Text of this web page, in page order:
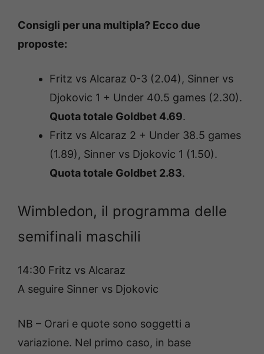
Consigli per una multipla? Ecco due
proposte:
Fritz vs Alcaraz 0-3 (2.04), Sinner vs
Djokovic 1 + Under 40.5 games (2.30).
Quota totale Goldbet 4.69.
Fritz vs Alcaraz 2 + Under 38.5 games
(1.89), Sinner vs Djokovic 1 (1.50).
Quota totale Goldbet 2.83.
Wimbledon, il programma delle
semifinali maschili
14:30 Fritz vs Alcaraz
A seguire Sinner vs Djokovic
NB – Orari e quote sono soggetti a
variazione. Nel primo caso, in base